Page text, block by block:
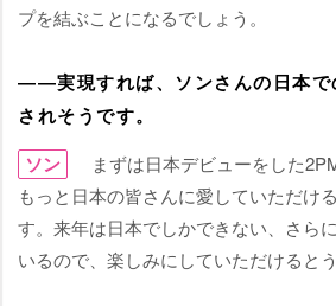
プを結ぶことになるでしょう。
――実現すれば、ソンさんの日本で
されそうです。
ソン
まずは日本デビューをした
もっと日本の皆さんに愛していただけ
す。来年は日本でしかできない、さら
いるので、楽しみにしていただけると